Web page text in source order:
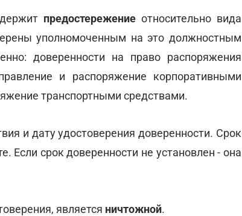
предостережениеотносительно вида
уполномоченным на это должностным
доверенности на право распоряжения
и распоряжение корпоративными
транспортными средствами.
и дату удостоверения доверенности. Срок
Если срок доверенности не установлен - она
является ничтожной.